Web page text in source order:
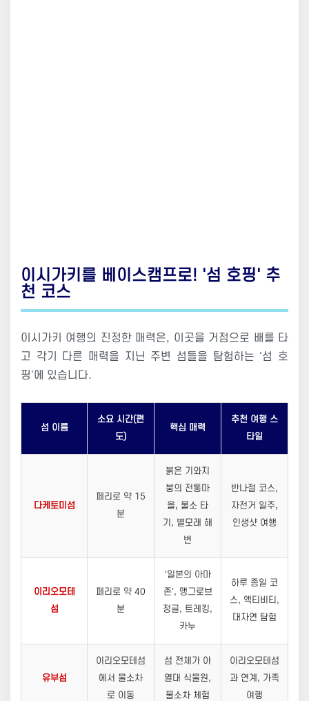
이시가키를 베이스캠프로! '섬 호핑' 추
천 코스
이시가키 여행의 진정한 매력은, 이곳을 거점으로 배를 타
고 각기 다른 매력을 지닌 주변 섬들을 탐험하는 '섬 호
핑'에 있습니다.
섬 이름
소요 시간(편
도)
핵심 매력
추천 여행 스
타일
다케토미섬
페리로 약 15
분
붉은 기와지
붕의 전통마
을, 물소 타
기, 별모래 해
변
반나절 코스,
자전거 일주,
인생샷 여행
이리오모테
섬
페리로 약 40
분
'일본의 아마
존', 맹그로브
정글, 트레킹,
카누
하루 종일 코
스, 액티비티,
대자연 탐험
유부섬
이리오모테섬
에서 물소차
로 이동
섬 전체가 아
열대 식물원,
물소차 체험
이리오모테섬
과 연계, 가족
여행